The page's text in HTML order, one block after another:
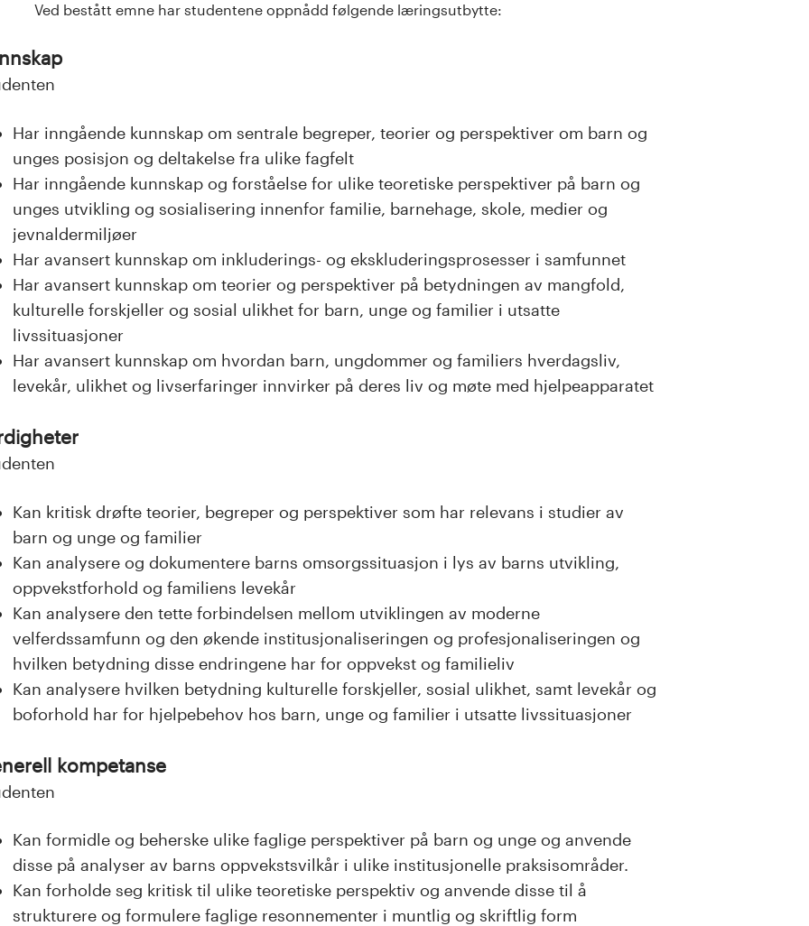
bestått emne har studentene oppnådd følgende læringsutbytte:
Har inngående kunnskap om sentrale begreper, teorier og perspektiver om barn og
unges posisjon og deltakelse fra ulike fagfelt
Har inngående kunnskap og forståelse for ulike teoretiske perspektiver på barn og
unges utvikling og sosialisering innenfor familie, barnehage, skole, medier og
jevnaldermiljøer
Har avansert kunnskap om inkluderings- og ekskluderingsprosesser i samfunnet
Har avansert kunnskap om teorier og perspektiver på betydningen av mangfold,
kulturelle forskjeller og sosial ulikhet for barn, unge og familier i utsatte
livssituasjoner
Har avansert kunnskap om hvordan barn, ungdommer og familiers hverdagsliv,
levekår, ulikhet og livserfaringer innvirker på deres liv og møte med hjelpeapparatet
Kan kritisk drøfte teorier, begreper og perspektiver som har relevans i studier av
barn og unge og familier
Kan analysere og dokumentere barns omsorgssituasjon i lys av barns utvikling,
oppvekstforhold og familiens levekår
Kan analysere den tette forbindelsen mellom utviklingen av moderne
velferdssamfunn og den økende institusjonaliseringen og profesjonaliseringen og
hvilken betydning disse endringene har for oppvekst og familieliv
Kan analysere hvilken betydning kulturelle forskjeller, sosial ulikhet, samt levekår og
boforhold har for hjelpebehov hos barn, unge og familier i utsatte livssituasjoner
kompetanse
Kan formidle og beherske ulike faglige perspektiver på barn og unge og anvende
disse på analyser av barns oppvekstsvilkår i ulike institusjonelle praksisområder.
Kan forholde seg kritisk til ulike teoretiske perspektiv og anvende disse til å
strukturere og formulere faglige resonnementer i muntlig og skriftlig form